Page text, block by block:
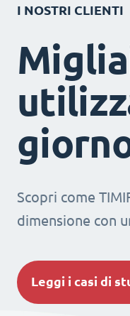
I NOSTRI CLIENTI
Scopri come
dimensione con
Leggi i casi di